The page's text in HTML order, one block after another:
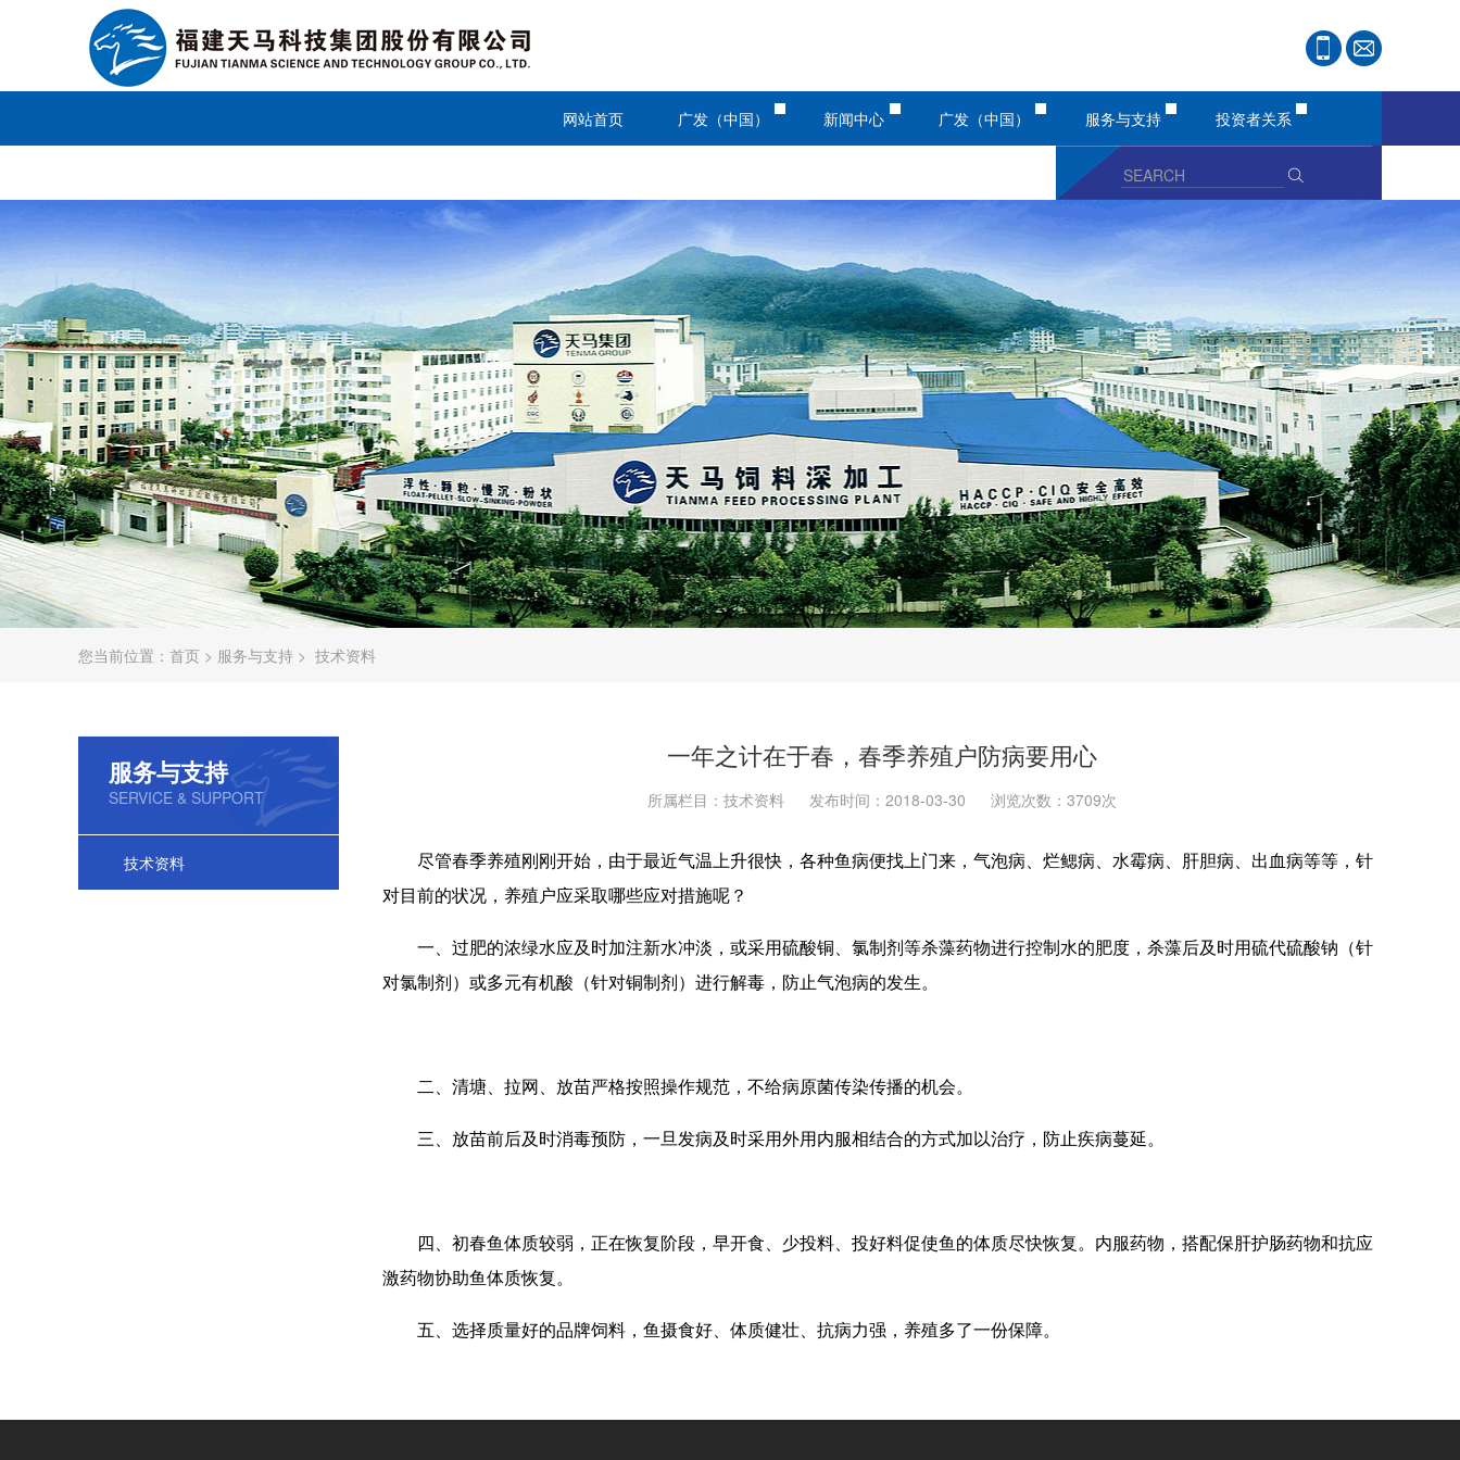
网站首页 广发（中国） 新闻中心 广发（中国） 服务与支持 投资者关系
您当前位置： 首页 > 服务与支持 > 技术资料
服务与支持
SERVICE & SUPPORT
技术资料
一年之计在于春，春季养殖户防病要用心
所属栏目：技术资料 发布时间：2018-03-30 浏览次数：3709次
尽管春季养殖刚刚开始，由于最近气温上升很快，各种鱼病便找上门来，气泡病、烂鳃病、水霉病、肝胆病、出血病等等，针
对目前的状况，养殖户应采取哪些应对措施呢？
一、过肥的浓绿水应及时加注新水冲淡，或采用硫酸铜、氯制剂等杀藻药物进行控制水的肥度，杀藻后及时用硫代硫酸钠（针
对氯制剂）或多元有机酸（针对铜制剂）进行解毒，防止气泡病的发生。
二、清塘、拉网、放苗严格按照操作规范，不给病原菌传染传播的机会。
三、放苗前后及时消毒预防，一旦发病及时采用外用内服相结合的方式加以治疗，防止疾病蔓延。
四、初春鱼体质较弱，正在恢复阶段，早开食、少投料、投好料促使鱼的体质尽快恢复。内服药物，搭配保肝护肠药物和抗应
激药物协助鱼体质恢复。
五、选择质量好的品牌饲料，鱼摄食好、体质健壮、抗病力强，养殖多了一份保障。